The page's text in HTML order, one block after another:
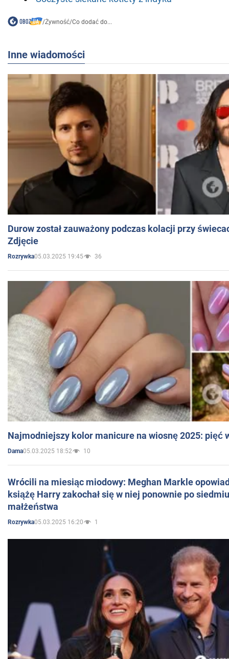
/Żywność/Co dodać do...
Inne wiadomości
Durow został zauważony podczas kolacji przy
Zdjęcie
Rozrywka05.03.2025 19:45 36
Najmodniejszy kolor manicure na wiosnę 2025: pięć
Dama05.03.2025 18:52 10
Wrócili na miesiąc miodowy: Meghan Markle
książę Harry zakochał się w niej ponownie po
małżeństwa
Rozrywka05.03.2025 16:20 1